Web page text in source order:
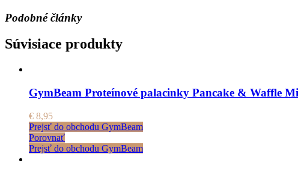
Podobné články
Súvisiace produkty
GymBeam Proteínové palacinky Pancake & Waffle
€ 8,95
Prejsť do obchodu GymBeam
Porovnať
Prejsť do obchodu GymBeam